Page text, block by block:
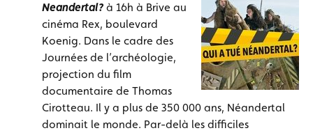
Neandertal? à 16h à Brive au
cinéma Rex, boulevard
Koenig. Dans le cadre des
Journées de l’archéologie,
projection du film
documentaire de Thomas
Cirotteau. Il y a plus de 350 000 ans, Néandertal
dominait le monde. Par-delà les difficiles